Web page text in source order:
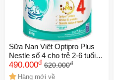
Sữa Nan Việt Optipro Plus
Nestle số 4 cho trẻ 2-6 tuổi -
Hỗ trợ tăng cường sức đề
kháng và tiêu hóa, dinh
490.000đ 620.000đ
Hàng mới về